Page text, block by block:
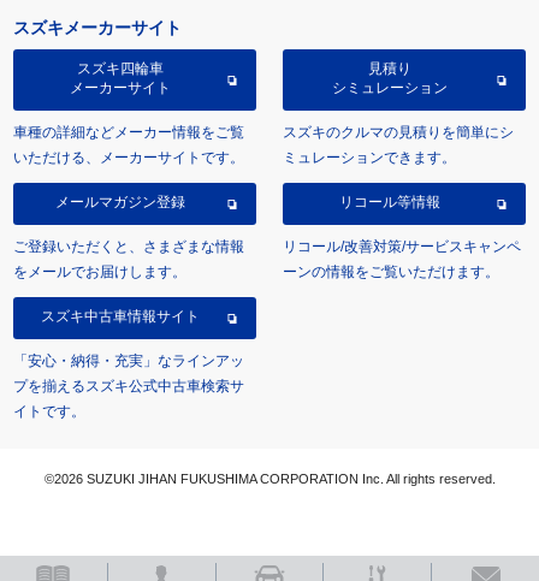
スズキメーカーサイト
スズキ四輪車
メーカーサイト
車種の詳細などメーカー情報をご覧
いただける、メーカーサイトです。
見積り
シミュレーション
スズキのクルマの見積りを簡単にシ
ミュレーションできます。
メールマガジン登録
ご登録いただくと、さまざまな情報
をメールでお届けします。
リコール等情報
リコール/改善対策/サービスキャンペ
ーンの情報をご覧いただけます。
スズキ中古車情報サイト
「安心・納得・充実」なラインアッ
プを揃えるスズキ公式中古車検索サ
イトです。
©2026 SUZUKI JIHAN FUKUSHIMA CORPORATION Inc. All rights reserved.